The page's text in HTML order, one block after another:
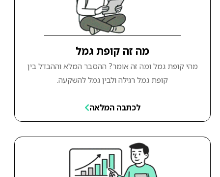
מה זה קופת גמל
מהי קופת גמל ומה זה אומר? ההסבר המלא וההבדל בין
קופת גמל רגילה ולבין גמל להשקעה.
לכתבה המלאה